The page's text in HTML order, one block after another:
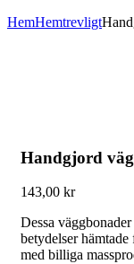
HemHemtrevligt
Handgjord
143,00 kr
Dessa
betydelser
med billiga